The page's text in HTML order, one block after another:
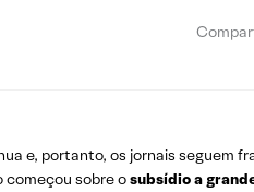
e, portanto, os jornais seguem
começou sobre osubsídio a